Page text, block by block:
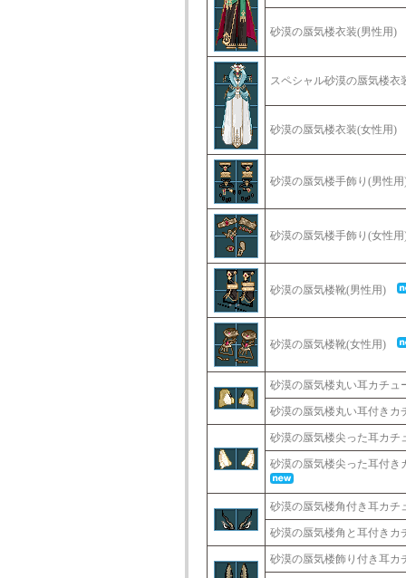
砂漠の蜃気楼衣装(男性用
スペシャル砂漠の蜃気楼
砂漠の蜃気楼衣装(女性用
砂漠の蜃気楼手飾り(男性
砂漠の蜃気楼手飾り(女性
砂漠の蜃気楼靴(男性用)
砂漠の蜃気楼靴(女性用)
砂漠の蜃気楼丸い耳カチ
砂漠の蜃気楼丸い耳付き
砂漠の蜃気楼尖った耳カ
砂漠の蜃気楼尖った耳付
砂漠の蜃気楼角付き耳カ
砂漠の蜃気楼角と耳付き
砂漠の蜃気楼飾り付き耳